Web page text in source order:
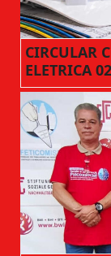
CIRCULAR
ELETRICA